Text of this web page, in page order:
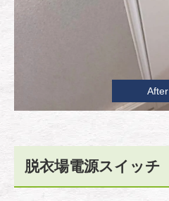
After
脱衣場電源スイッチ